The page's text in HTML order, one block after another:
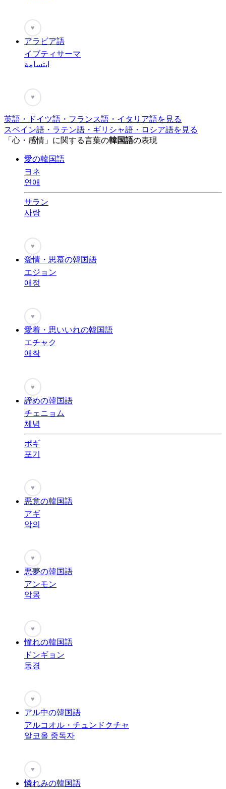
♥
アラビア語
イブティサーマ
ابتسامة
♥
英語・ドイツ語・フランス語・イタリア語を見る
スペイン語・ラテン語・ギリシャ語・ロシア語を見る
「心・感情」に関する言葉の韓国語の表現
愛の韓国語
ヨネ
연애
サラン
사랑
♥
愛情・思慕の韓国語
エジョン
애정
♥
愛着・思いいれの韓国語
エチャク
애착
♥
諦めの韓国語
チェニョム
체념
ポギ
포기
♥
悪意の韓国語
アギ
악의
♥
悪夢の韓国語
アンモン
악몽
♥
憧れの韓国語
ドンギョン
동경
♥
アル中の韓国語
アルコオル・チュンドクチャ
알코올 중독자
♥
憐れみの韓国語